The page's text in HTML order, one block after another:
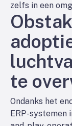
zelfs in een
te
Ondanks het
ERP-systemen